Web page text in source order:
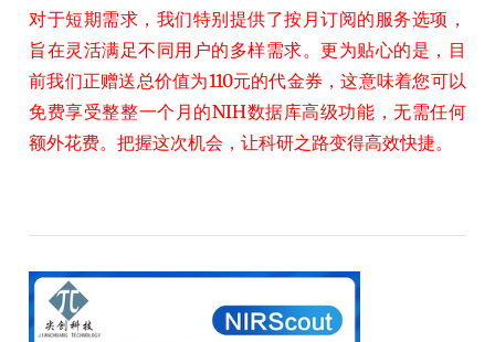
对于短期需求，我们特别提供了按月订阅的服务选项，
旨在灵活满足不同用户的多样需求。更为贴心的是，目
前我们正赠送总价值为110元的代金券，这意味着您可以
免费享受整整一个月的NIH数据库高级功能，无需任何
额外花费。把握这次机会，让科研之路变得高效快捷。